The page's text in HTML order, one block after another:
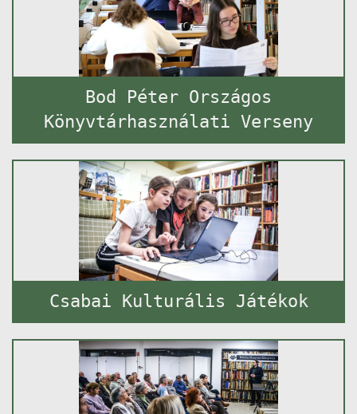
Bod Péter Országos
Könyvtárhasználati Verseny
Csabai Kulturális Játékok